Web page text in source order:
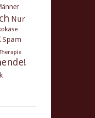
Nur
Spam